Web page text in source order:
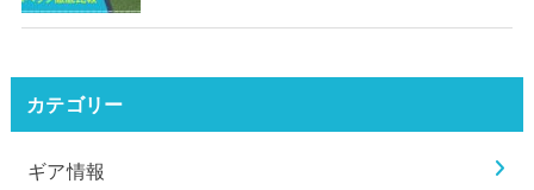
カテゴリー
ギア情報